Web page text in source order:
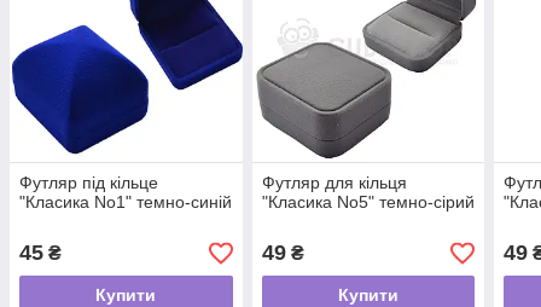
Футляр під кільце
"Класика No1" темно-синій
45 ₴
Купити
Футляр для кільця
"Класика No5" темно-сірий
49₴
Купити
49